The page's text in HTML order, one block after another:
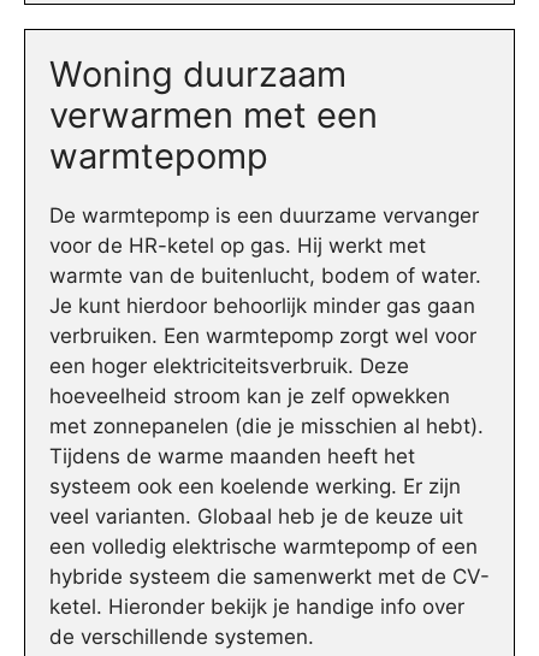
Woning duurzaam
verwarmen met een
warmtepomp
De warmtepomp is een duurzame vervanger
voor de HR-ketel op gas. Hij werkt met
warmte van de buitenlucht, bodem of water.
Je kunt hierdoor behoorlijk minder gas gaan
verbruiken. Een warmtepomp zorgt wel voor
een hoger elektriciteitsverbruik. Deze
hoeveelheid stroom kan je zelf opwekken
met zonnepanelen (die je misschien al hebt).
Tijdens de warme maanden heeft het
systeem ook een koelende werking. Er zijn
veel varianten. Globaal heb je de keuze uit
een volledig elektrische warmtepomp of een
hybride systeem die samenwerkt met de CV-
ketel. Hieronder bekijk je handige info over
de verschillende systemen.